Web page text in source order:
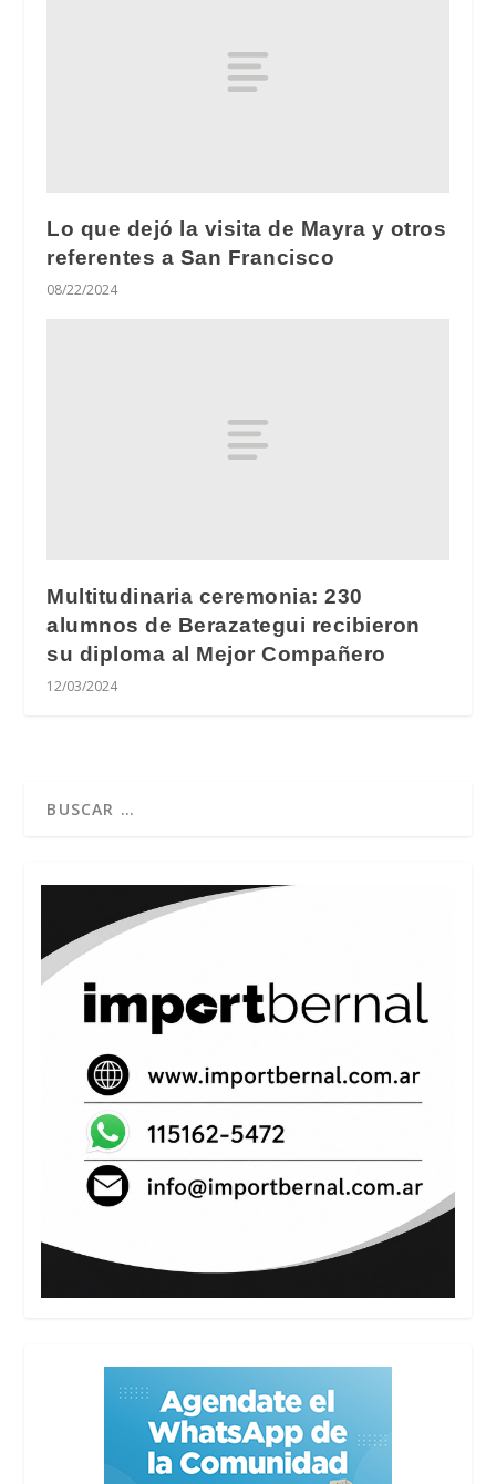
Lo que dejó la visita de Mayra y otros
referentes a San Francisco
08/22/2024
Multitudinaria ceremonia: 230
alumnos de Berazategui recibieron
su diploma al Mejor Compañero
12/03/2024